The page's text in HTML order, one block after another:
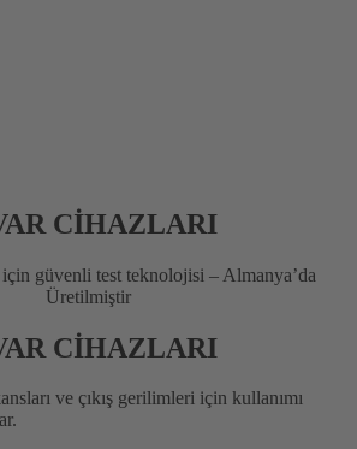
CİHAZLARI
güvenli test teknolojisi – Almanya’da
Üretilmiştir
CİHAZLARI
ve çıkış gerilimleri için kullanımı